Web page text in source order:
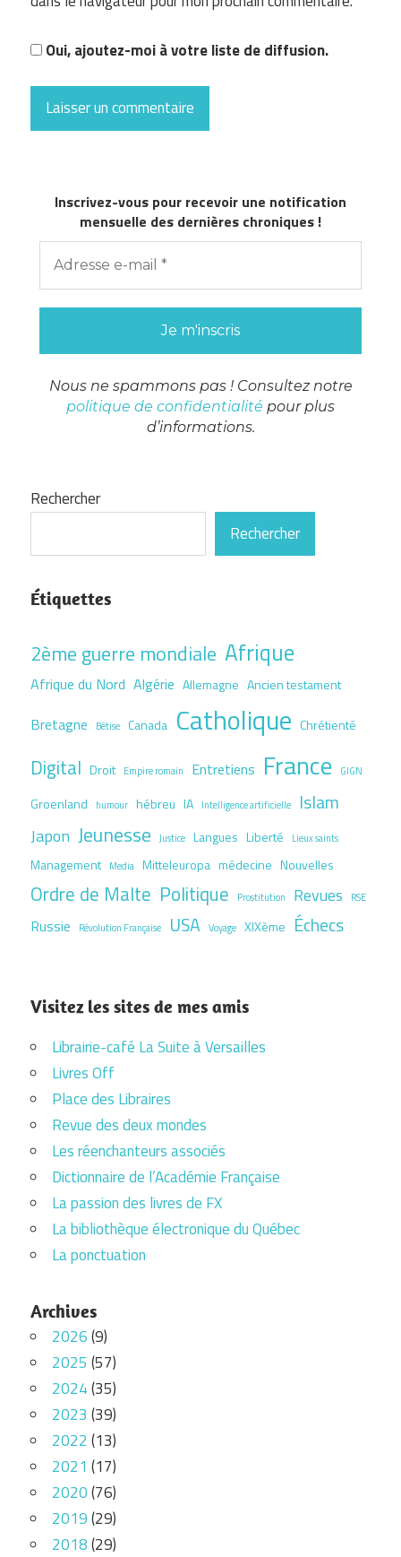
Oui, ajoutez-moi à votre liste de diffusion.
Inscrivez-vous pour recevoir une notification
mensuelle des dernières chroniques !
Nous ne spammons pas ! Consultez notre
politique de confidentialité pour plus
d’informations.
Rechercher
Rechercher
Étiquettes
2ème guerre mondiale Afrique
Afrique du Nord Algérie Allemagne Ancien testament
Bretagne Bêtise Canada Catholique Chrétienté
Digital Droit Empire romain Entretiens France GIGN
Groenland humour hébreu IA Intelligence artificielle Islam
Japon Jeunesse Justice Langues Liberté Lieux saints
Management Media Mitteleuropa médecine Nouvelles
Ordre de Malte Politique Prostitution Revues RSE
Russie Révolution Française USA Voyage XIXème Échecs
Visitez les sites de mes amis
Librairie-café La Suite à Versailles
Livres Off
Place des Libraires
Revue des deux mondes
Les réenchanteurs associés
Dictionnaire de l’Académie Française
La passion des livres de FX
La bibliothèque électronique du Québec
La ponctuation
Archives
2026(9)
2025 (57)
2024(35)
2023 (39)
2022 (13)
2021 (17)
2020(76)
2019(29)
2018(29)